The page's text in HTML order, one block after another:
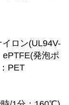
ロン(UL94V-
発泡ポ
PET